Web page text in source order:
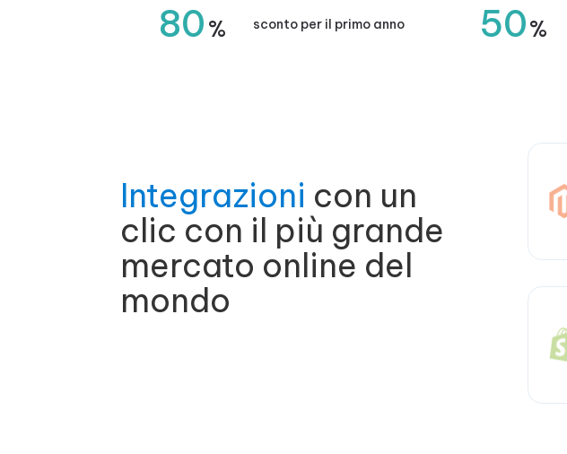
80 % sconto per il primo anno 50%
Integrazioni con un
clic con il più grande
mercato online del
mondo